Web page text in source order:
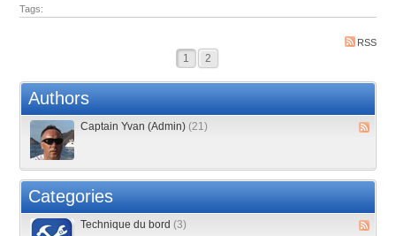
Tags:
RSS
1 2
Authors
Captain Yvan (Admin) (21)
Categories
Technique du bord (3)